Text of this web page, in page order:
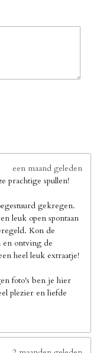
een maand geleden
prachtige spullen!
gekregen.
leuk open spontaan
Kon de
en ontving de
heel leuk extraatje!
foto's ben je hier
plezier en liefde